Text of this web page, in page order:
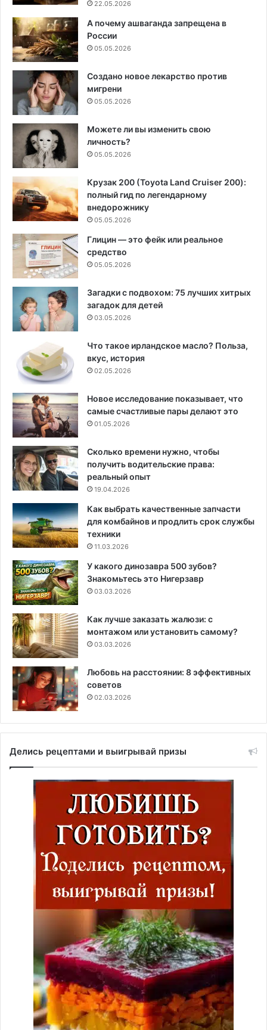
22.05.2026
А почему ашваганда запрещена в
России
05.05.2026
Создано новое лекарство против
мигрени
05.05.2026
Можете ли вы изменить свою
личность?
05.05.2026
Крузак 200 (Toyota Land Cruiser 200):
полный гид по легендарному
внедорожнику
05.05.2026
Глицин — это фейк или реальное
средство
05.05.2026
Загадки с подвохом: 75 лучших хитрых
загадок для детей
03.05.2026
Что такое ирландское масло? Польза,
вкус, история
02.05.2026
Новое исследование показывает, что
самые счастливые пары делают это
01.05.2026
Сколько времени нужно, чтобы
получить водительские права:
реальный опыт
19.04.2026
Как выбрать качественные запчасти
для комбайнов и продлить срок службы
техники
11.03.2026
У какого динозавра 500 зубов?
Знакомьтесь это Нигерзавр
03.03.2026
Как лучше заказать жалюзи: с
монтажом или установить самому?
03.03.2026
Любовь на расстоянии: 8 эффективных
советов
02.03.2026
Делись рецептами и выигрывай призы